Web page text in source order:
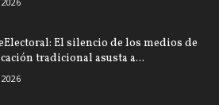
El silencio de los medios de
tradicional asusta a...